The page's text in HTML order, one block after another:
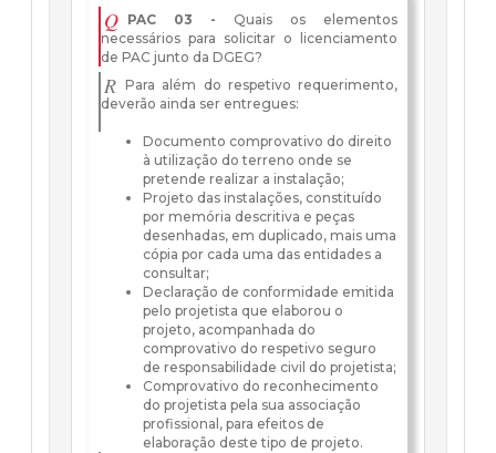
Q PAC 03 - Quais os elementos
necessários para solicitar o licenciamento
de PAC junto da DGEG?
R Para além do respetivo requerimento,
deverão ainda ser entregues:
Documento comprovativo do direito
à utilização do terreno onde se
pretende realizar a instalação;
Projeto das instalações, constituído
por memória descritiva e peças
desenhadas, em duplicado, mais uma
cópia por cada uma das entidades a
consultar;
Declaração de conformidade emitida
pelo projetista que elaborou o
projeto, acompanhada do
comprovativo do respetivo seguro
de responsabilidade civil do projetista;
Comprovativo do reconhecimento
do projetista pela sua associação
profissional, para efeitos de
elaboração deste tipo de projeto.